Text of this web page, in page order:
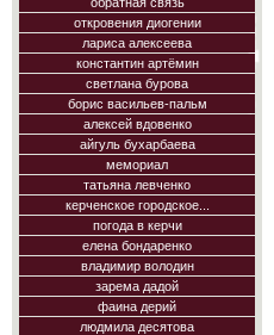
откровения диогении
лариса алексеева
константин артёмин
светлана бурова
борис васильев-пальм
алексей вдовенко
айгуль бухарбаева
мемориал
татьяна левченко
керченское городское...
погода в керчи
елена бондаренко
владимир володин
зарема дадой
фаина дерий
людмила десятова